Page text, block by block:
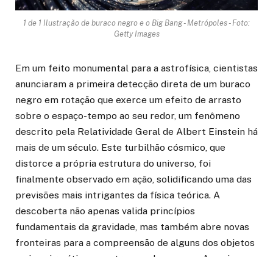
1 de 1 Ilustração de buraco negro e o Big Bang - Metrópoles - Foto:
Getty Images
Em um feito monumental para a astrofísica, cientistas
anunciaram a primeira detecção direta de um buraco
negro em rotação que exerce um efeito de arrasto
sobre o espaço-tempo ao seu redor, um fenômeno
descrito pela Relatividade Geral de Albert Einstein há
mais de um século. Este turbilhão cósmico, que
distorce a própria estrutura do universo, foi
finalmente observado em ação, solidificando uma das
previsões mais intrigantes da física teórica. A
descoberta não apenas valida princípios
fundamentais da gravidade, mas também abre novas
fronteiras para a compreensão de alguns dos objetos